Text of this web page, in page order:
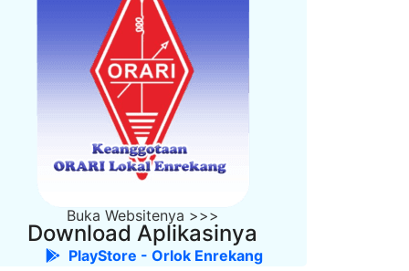
Buka Websitenya >>>
Download Aplikasinya
PlayStore - Orlok Enrekang